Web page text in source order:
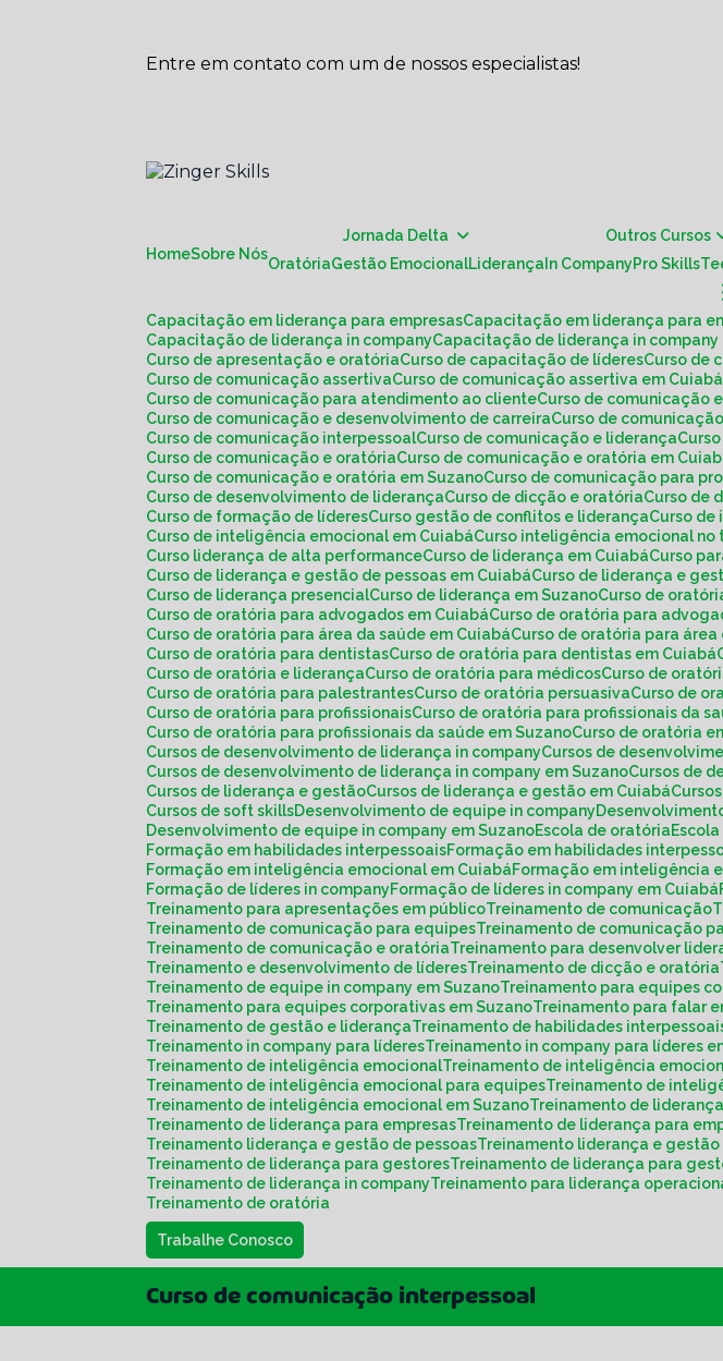
Entre em contato com um de nossos especialistas!
Home Sobre Nós
Jornada Delta
Oratória
Gestão Emocional Liderança
Outros Cursos
In Company
Pro Skills
Capacitação em liderança para empresas Capacitação em liderança para
Capacitação de liderança in company
Capacitação de liderança in company
Curso de apresentação e oratória
Curso de capacitação de líderes Curso
Curso de comunicação assertiva
Curso de comunicação assertiva em Cuiabá
Curso de comunicação para atendimento ao cliente
Curso de comunicação
Curso de comunicação e desenvolvimento de carreira
Curso de
Curso de comunicação interpessoal
Curso de comunicação e liderança
Curso de comunicação e oratória
Curso de comunicação e oratória em
Curso de comunicação e oratória em Suzano
Curso de comunicação para
Curso de desenvolvimento de liderança
Curso de dicção e oratória Curso
Curso de formação de líderes
Curso gestão de conflitos e liderança Curso
Curso de inteligência emocional em Cuiabá
Curso inteligência emocional no
Curso liderança de alta performance
Curso de liderança em Cuiabá Curso
Curso de liderança e gestão de pessoas em Cuiabá
Curso de liderança e
Curso de liderança presencial
Curso de liderança em Suzano Curso de
Curso de oratória para advogados em Cuiabá
Curso de oratória para
Curso de oratória para área da saúde em Cuiabá
Curso de oratória para
Curso de oratória para dentistas
Curso de oratória para dentistas em Cuiabá
Curso de oratória e liderança
Curso de oratória para médicos Curso de
Curso de oratória para palestrantes
Curso de oratória persuasiva Curso de
Curso de oratória para profissionais
Curso de oratória para profissionais da
Curso de oratória para profissionais da saúde em Suzano
Curso de oratória
Cursos de desenvolvimento de liderança in company
Cursos de
Cursos de desenvolvimento de liderança in company em Suzano
Cursos de
Cursos de liderança e gestão
Cursos de liderança e gestão em Cuiabá
Cursos de soft skills
Desenvolvimento de equipe in company
Desenvolvimento de equipe in company em Suzano Escola de oratória
Formação em habilidades interpessoais Formação em habilidades
Formação em inteligência emocional em Cuiabá
Formação em inteligência
Formação de líderes in company Formação de líderes in company em Cuiabá
Treinamento para apresentações em público
Treinamento de comunicação
Treinamento de comunicação para equipes
Treinamento de comunicação
Treinamento de comunicação e oratória
Treinamento para desenvolver
Treinamento e desenvolvimento de líderes
Treinamento de dicção e oratória
Treinamento de equipe in company em Suzano
Treinamento para equipes
Treinamento para equipes corporativas em Suzano
Treinamento para falar
Treinamento de gestão e liderança
Treinamento de habilidades
Treinamento in company para líderes
Treinamento in company para líderes
Treinamento de inteligência emocional
Treinamento de inteligência
Treinamento de inteligência emocional para equipes
Treinamento de
Treinamento de inteligência emocional em Suzano
Treinamento de liderança
Treinamento de liderança para empresas
Treinamento de liderança para
Treinamento liderança e gestão de pessoas
Treinamento liderança e
Treinamento de liderança para gestores
Treinamento de liderança para
Treinamento de liderança in company
Treinamento para liderança
Treinamento de oratória
Trabalhe Conosco
Curso de comunicação interpessoal